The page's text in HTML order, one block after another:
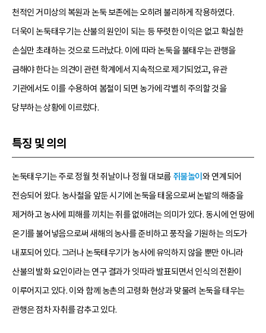
천적인 거미상의 복원과 논둑 보존에는 오히려 불리하게 작용하였다.
더욱이 논둑태우기는 산불의 원인이 되는 등 뚜렷한 이익은 없고 확실한
손실만 초래하는 것으로 드러났다. 이에 따라 논둑을 불태우는 관행을
금해야 한다는 의견이 관련 학계에서 지속적으로 제기되었고, 유관
기관에서도 이를 수용하여 봄철이 되면 농가에 각별히 주의할 것을
당부하는 상황에 이르렀다.
특징 및 의의
논둑태우기는 주로 정월 첫 쥐날이나 정월 대보름 쥐불놀이와 연계되어
전승되어 왔다. 농사철을 앞둔 시기에 논둑을 태움으로써 논밭의 해충을
제거하고 농사에 피해를 끼치는 쥐를 없애려는 의미가 있다. 동시에 언 땅에
온기를 불어넣음으로써 새해의 농사를 준비하고 풍작을 기원하는 의도가
내포되어 있다. 그러나 논둑태우기가 농사에 유익하지 않을 뿐만 아니라
산불의 발화 요인이라는 연구 결과가 잇따라 발표되면서 인식의 전환이
이루어지고 있다. 이와 함께 농촌의 고령화 현상과 맞물려 논둑을 태우는
관행은 점차 자취를 감추고 있다.